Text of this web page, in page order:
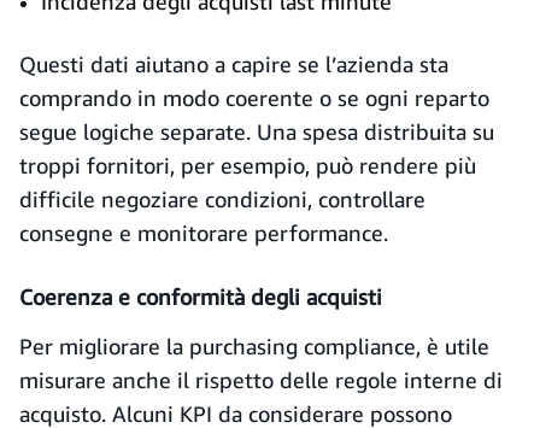
Questi dati aiutano a capire se l’azienda sta
comprando in modo coerente o se ogni reparto
segue logiche separate. Una spesa distribuita su
troppi fornitori, per esempio, può rendere più
difficile negoziare condizioni, controllare
consegne e monitorare performance.
Coerenza e conformità degli acquisti
Per migliorare la purchasing compliance, è utile
misurare anche il rispetto delle regole interne di
acquisto. Alcuni KPI da considerare possono